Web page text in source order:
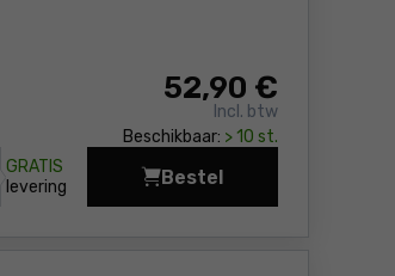
52,90 €
Incl. btw
Beschikbaar: > 10 st.
GRATIS
levering
Bestel
Gereedschap rugzak